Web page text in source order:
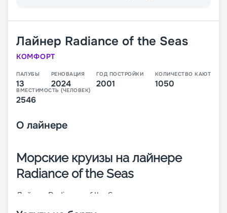
Лайнер Radiance of the Seas
КОМФОРТ
ПАЛУБЫ
13
РЕНОВАЦИЯ
2024
ГОД ПОСТРОЙКИ
2001
КОЛИЧЕСТВО КАЮТ
1050
ВМЕСТИМОСТЬ (ЧЕЛОВЕК)
2546
О лайнере
Морские круизы на лайнере
Radiance of the Seas
Лайнер Radiance of the Seas – современное